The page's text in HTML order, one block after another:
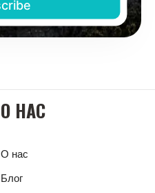
О НАС
О нас
Блог